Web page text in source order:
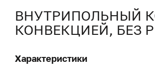
ВНУТРИПОЛЬНЫЙ
КОНВЕКЦИЕЙ, БЕЗ
Характеристики